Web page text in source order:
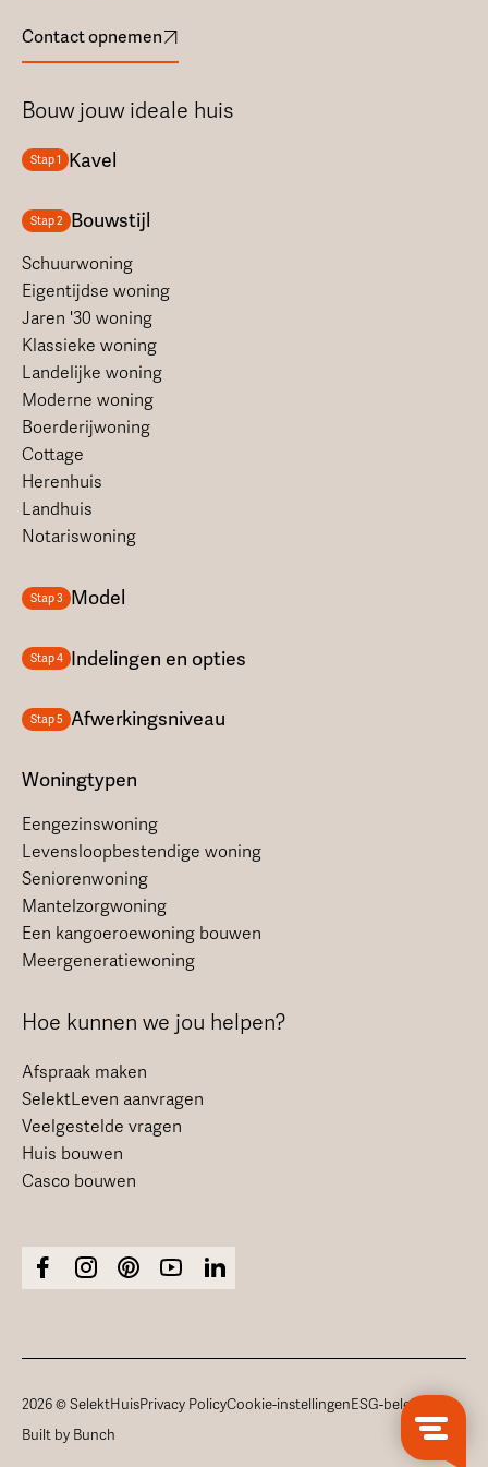
Contact opnemen
Bouw jouw ideale huis
Stap 1 Kavel
Stap 2 Bouwstijl
Schuurwoning
Eigentijdse woning
Jaren '30 woning
Klassieke woning
Landelijke woning
Moderne woning
Boerderijwoning
Cottage
Herenhuis
Landhuis
Notariswoning
Stap 3 Model
Stap 4 Indelingen en opties
Stap 5 Afwerkingsniveau
Woningtypen
Eengezinswoning
Levensloopbestendige woning
Seniorenwoning
Mantelzorgwoning
Een kangoeroewoning bouwen
Meergeneratiewoning
Hoe kunnen we jou helpen?
Afspraak maken
SelektLeven aanvragen
Veelgestelde vragen
Huis bouwen
Casco bouwen
2026 © SelektHuisPrivacy PolicyCookie-instellingenESG-beleid
Built by Bunch